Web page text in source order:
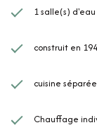
1 salle(s) d'eau
construit en
cuisine séparée
Chauffage